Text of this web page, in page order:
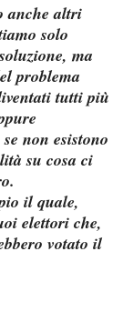
anche altri
solo
ma
problema
tutti più
non esistono
su cosa ci
il quale,
elettori che,
votato il